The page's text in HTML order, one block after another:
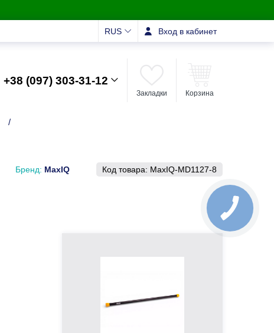
RUS Вход в кабинет
+38 (097) 303-31-12
Закладки Корзина
/
Бренд: MaxIQ Код товара: MaxIQ-MD1127-8